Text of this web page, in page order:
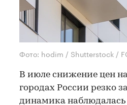
Фото: hodim / Shutterstock /
В июле снижение цен
городах России резко
динамика наблюдалась